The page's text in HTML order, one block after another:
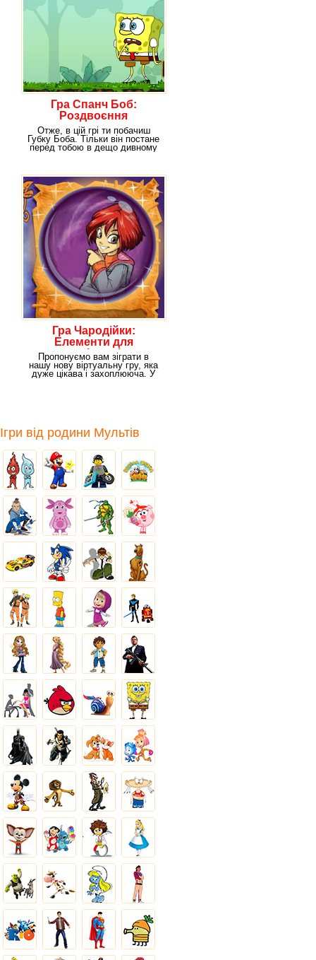
Гра Спанч Боб:
Роздвоєння
Отже, в цій грі ти побачиш
Губку Боба. Тільки він постане
перед тобою в дещо дивному
Гра Чародійки:
Елементи для
чарівниці
Пропонуємо вам зіграти в
нашу нову віртуальну гру, яка
дуже цікава і захоплююча. У
Ігри від родини Мультів